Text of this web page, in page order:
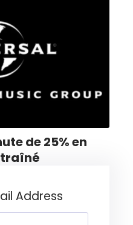
de 25% en
Address